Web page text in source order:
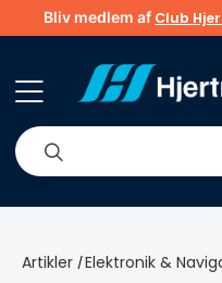
Bliv medlem af Club
Om os Brands Tips
Artikler /Elektronik &